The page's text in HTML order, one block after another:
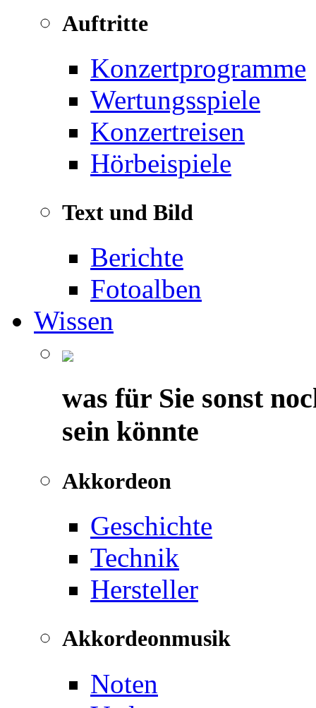
Auftritte
Konzertprogramme
Wertungsspiele
Konzertreisen
Hörbeispiele
Text und Bild
Berichte
Fotoalben
Wissen
was für Sie sonst
sein könnte
Akkordeon
Geschichte
Technik
Hersteller
Akkordeonmusik
Noten